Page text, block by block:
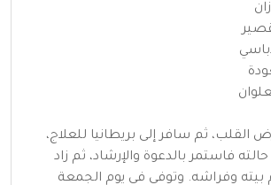
ثم سافر إلى بريطانيا للعلاج،
فاستمر بالدعوة والإرشاد، ثم زاد
بيته وفراشه. وتوفي في يوم الجمعة